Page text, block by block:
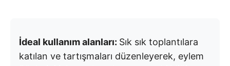
İdeal kullanım alanları: Sık sık toplantılara
katılan ve tartışmaları düzenleyerek, eylem